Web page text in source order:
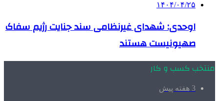
۱۴۰۴/۰۴/۲۵
اوحدی: شهدای غیرنظامی سند جنایت رژیم سفاک
صهیونیست هستند
منتخب کسب و کار
3 هفته پیش